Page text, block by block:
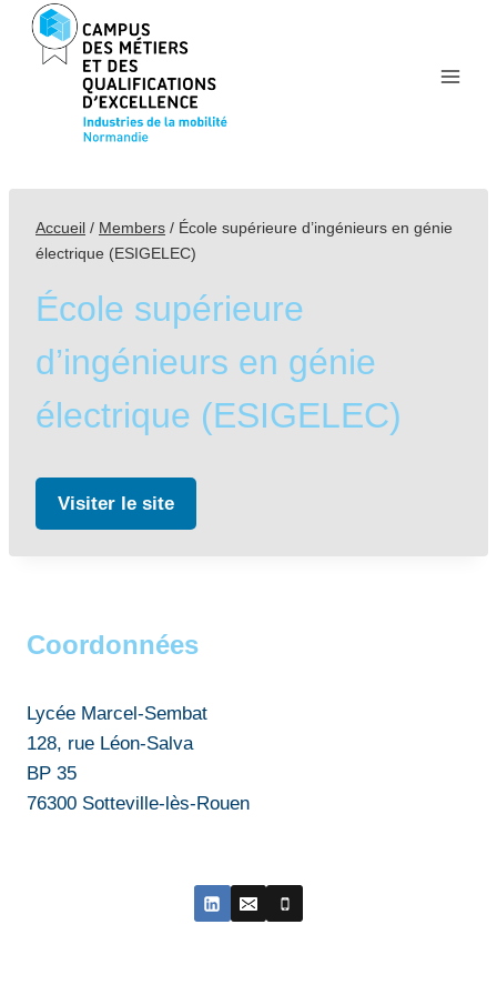
Aller
Accueil / Members / École supérieure d’ingénieurs en génie
électrique (ESIGELEC)
École supérieure
d’ingénieurs en génie
électrique (ESIGELEC)
Visiter le site
Coordonnées
Lycée Marcel-Sembat
128, rue Léon-Salva
BP 35
76300 Sotteville-lès-Rouen